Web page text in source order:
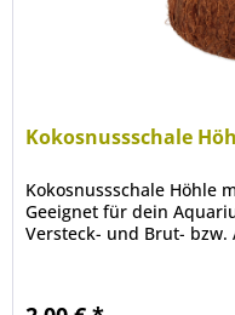
Kokosnussschale
Kokosnussschale Höhle
Geeignet für dein
Versteck- und Brut-